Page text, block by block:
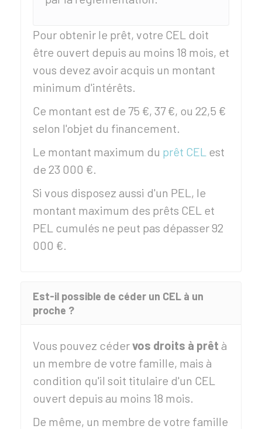
Pour obtenir le prêt, votre CEL doit
être ouvert depuis au moins 18 mois, et
vous devez avoir acquis un montant
minimum d'intérêts.
Ce montant est de 75 €, 37 €, ou 22,5 €
selon l'objet du financement.
Le montant maximum du prêt CEL est
de 23 000 €.
Si vous disposez aussi d'un PEL, le
montant maximum des prêts CEL et
PEL cumulés ne peut pas dépasser92
000 €.
Est-il possible de céder un CEL à un
proche ?
Vous pouvez cédervos droits à prêt à
un membre de votre famille, mais à
condition qu'il soit titulaire d'un CEL
ouvert depuis au moins 18 mois.
De même, un membre de votre famille